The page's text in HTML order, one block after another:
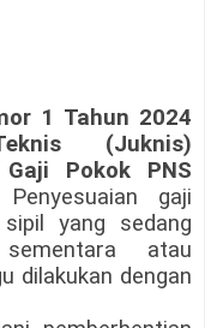
1 Tahun 2024
(Juknis)
Gaji Pokok PNS
Penyesuaian gaji
yang sedang
atau
dilakukan dengan